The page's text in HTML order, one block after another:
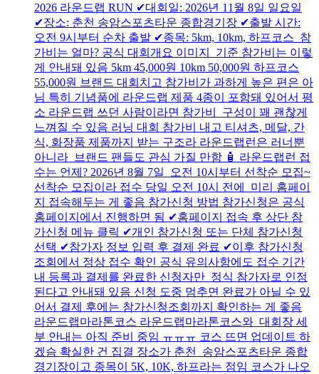
2026 라운드랩 RUN ✔대회일: 2026년 11월 8일 일요일
✔장소: 춘천 송암스포츠타운 종합경기장 ✔출발 시간:
오전 9시부터 순차 출발 ✔종목: 5km, 10km, 하프코스 참
가비는 얼마? 공식 대회개요 이미지 기준 참가비는 이렇
게 안내돼 있음 5km 45,000원 10km 50,000원 하프코스
55,000원 브랜드 대회치고 참가비가 과하게 높은 편은 아
님 특히 기념품에 라운드랩 제품 4종이 포함돼 있어서 평
소 라운드랩 쓰던 사람이라면 참가비 구성이 꽤 괜찮게
느껴질 수 있음 러닝 대회 참가비 내고 티셔츠, 메달, 간
식, 화장품 제품까지 받는 구조라 라운드랩런은 러너뿐
아니라 브랜드 팬들도 관심 가질 만함 🧴 라운드랩런 접
수는 언제? 2026년 8월 7일 오전 10시부터 선착순 모집~
선착순 모집이라 접수 당일 오전 10시 전에 미리 홈페이
지 접속해두는 게 좋음 참가신청 방법 참가신청은 공식
홈페이지에서 진행하면 됨 ✔홈페이지 접속 후 상단 참
가신청 메뉴 클릭 ✔개인 참가신청 또는 단체 참가신청
선택 ✔참가자 정보 입력 후 결제 완료 ✔이후 참가신청
조회에서 정상 접수 확인 공식 유의사항에도 접수 기간
내 등록과 결제를 완료한 신청자만 정식 참가자로 인정
된다고 안내돼 있음 신청 도중 멈추면 완료가 아닐 수 있
어서 결제 후에는 참가신청조회까지 확인하는 게 좋음
라운드랩마라톤코스 라운드랩마라톤코스와 대회장 세
부 안내는 아직 준비 중임 ㅠㅠㅠ 코스 뜨면 업데이트 하
겠슴 확실한 건 집결 장소가 춘천 송암스포츠타운 종합
경기장이고 종목이 5K, 10K, 하프라는 점임 코스가 나오